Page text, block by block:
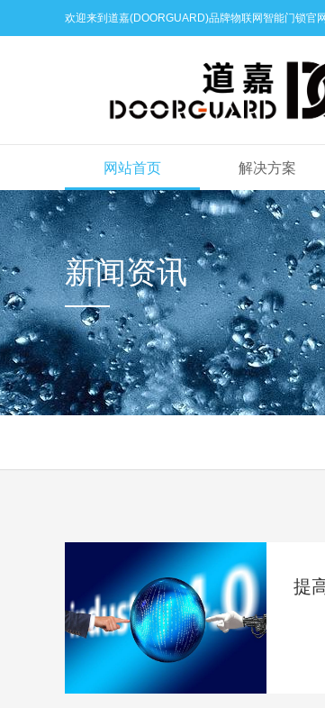
欢迎来到道嘉(DOORGUARD)品牌物联网智能门锁官网
网站首页 解决方案
新闻资讯
提